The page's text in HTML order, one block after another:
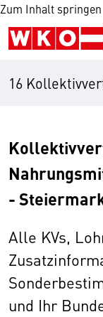
Zum Inhalt springen
16
-
Alle KVs,
und Ihr